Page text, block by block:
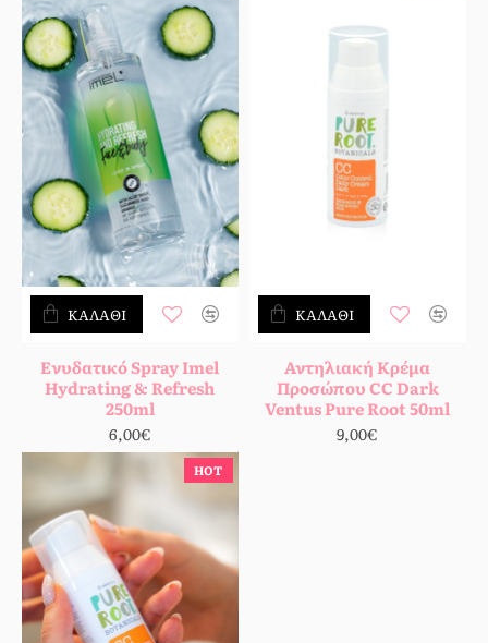
Ενυδατικό Spray Imel
Hydrating & Refresh
250ml
6,00€
ΚΑΛΆΘΙ
Αντηλιακή Κρέμα
Προσώπου CC Dark
Ventus Pure Root 50ml
9,00€
ΚΑΛΆΘΙ
HOT